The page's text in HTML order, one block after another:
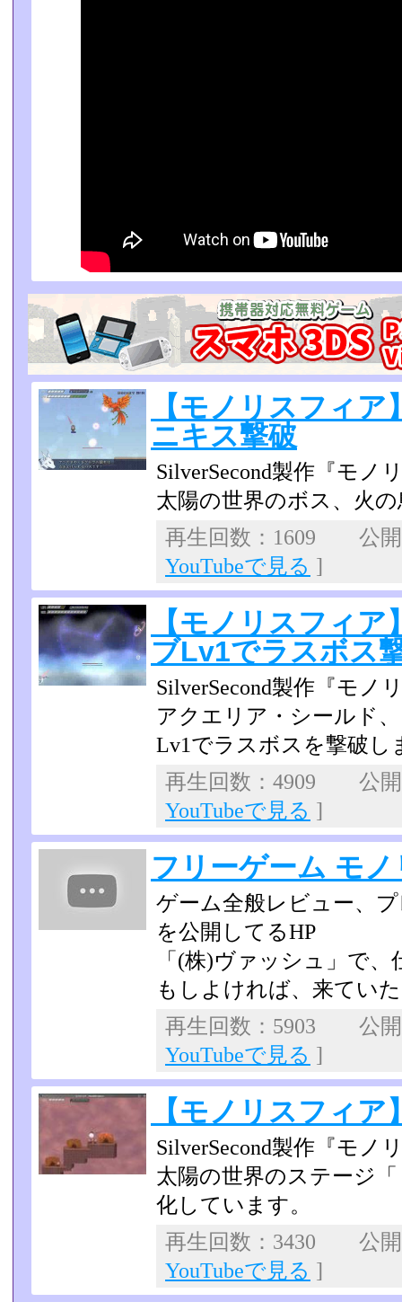
【モノリスフィ
ニキス撃破
SilverSecond製作『モノ
太陽の世界のボス、火
再生回数：1609 公
YouTubeで見る ]
【モノリスフィ
ブLv1でラスボス
SilverSecond製作『モノ
アクエリア・シールド
Lv1でラスボスを撃破し
再生回数：4909 公
YouTubeで見る ]
フリーゲーム モ
ゲーム全般レビュー、
を公開してるHP
「(株)ヴァッシュ」で
もしよければ、来てい
再生回数：5903 公
YouTubeで見る ]
【モノリスフィ
SilverSecond製作『モノ
太陽の世界のステージ
化しています。
再生回数：3430 公
YouTubeで見る ]